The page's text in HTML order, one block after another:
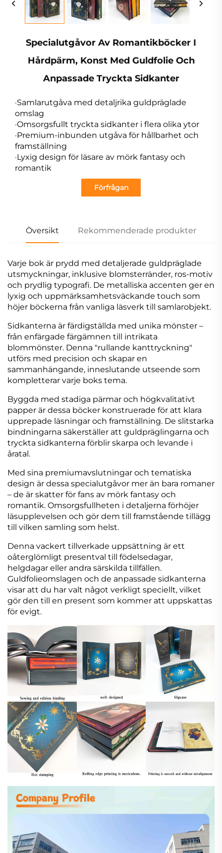
Specialutgåvor Av Romantikböcker I
Hårdpärm, Konst Med Guldfolie Och
Anpassade Tryckta Sidkanter
·Samlarutgåva med detaljrika guldpräglade
omslag
·Omsorgsfullt tryckta sidkanter i flera olika ytor
·Premium-inbunden utgåva för hållbarhet och
framställning
·Lyxig design för läsare av mörk fantasy och
romantik
Förfrågan
Översikt Rekommenderade produkter
Varje bok är prydd med detaljerade guldpräglade
utsmyckningar, inklusive blomsterränder, ros-motiv
och prydlig typografi. De metalliska accenten ger en
lyxig och uppmärksamhetsväckande touch som
höjer böckerna från vanliga läsverk till samlarobjekt.
Sidkanterna är färdigställda med unika mönster –
från enfärgade färgämnen till intrikata
blommönster. Denna "rullande kanttryckning"
utförs med precision och skapar en
sammanhängande, inneslutande utseende som
kompletterar varje boks tema.
Byggda med stadiga pärmar och högkvalitativt
papper är dessa böcker konstruerade för att klara
upprepade läsningar och framställning. De slitstarka
bindningarna säkerställer att guldpräglingarna och
tryckta sidkanterna förblir skarpa och levande i
åratal.
Med sina premiumavslutningar och tematiska
design är dessa specialutgåvor mer än bara romaner
– de är skatter för fans av mörk fantasy och
romantik. Omsorgsfullheten i detaljerna förhöjer
läsupplevelsen och gör dem till framstående tillägg
till vilken samling som helst.
Denna vackert tillverkade uppsättning är ett
oåterglömligt presentval till födelsedagar,
helgdagar eller andra särskilda tillfällen.
Guldfolieomslagen och de anpassade sidkanterna
visar att du har valt något verkligt speciellt, vilket
gör den till en present som kommer att uppskattas
för evigt.